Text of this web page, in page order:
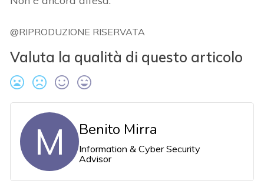
@RIPRODUZIONE RISERVATA
Valuta la qualità di questo articolo
M Benito Mirra
Information & Cyber Security
Advisor